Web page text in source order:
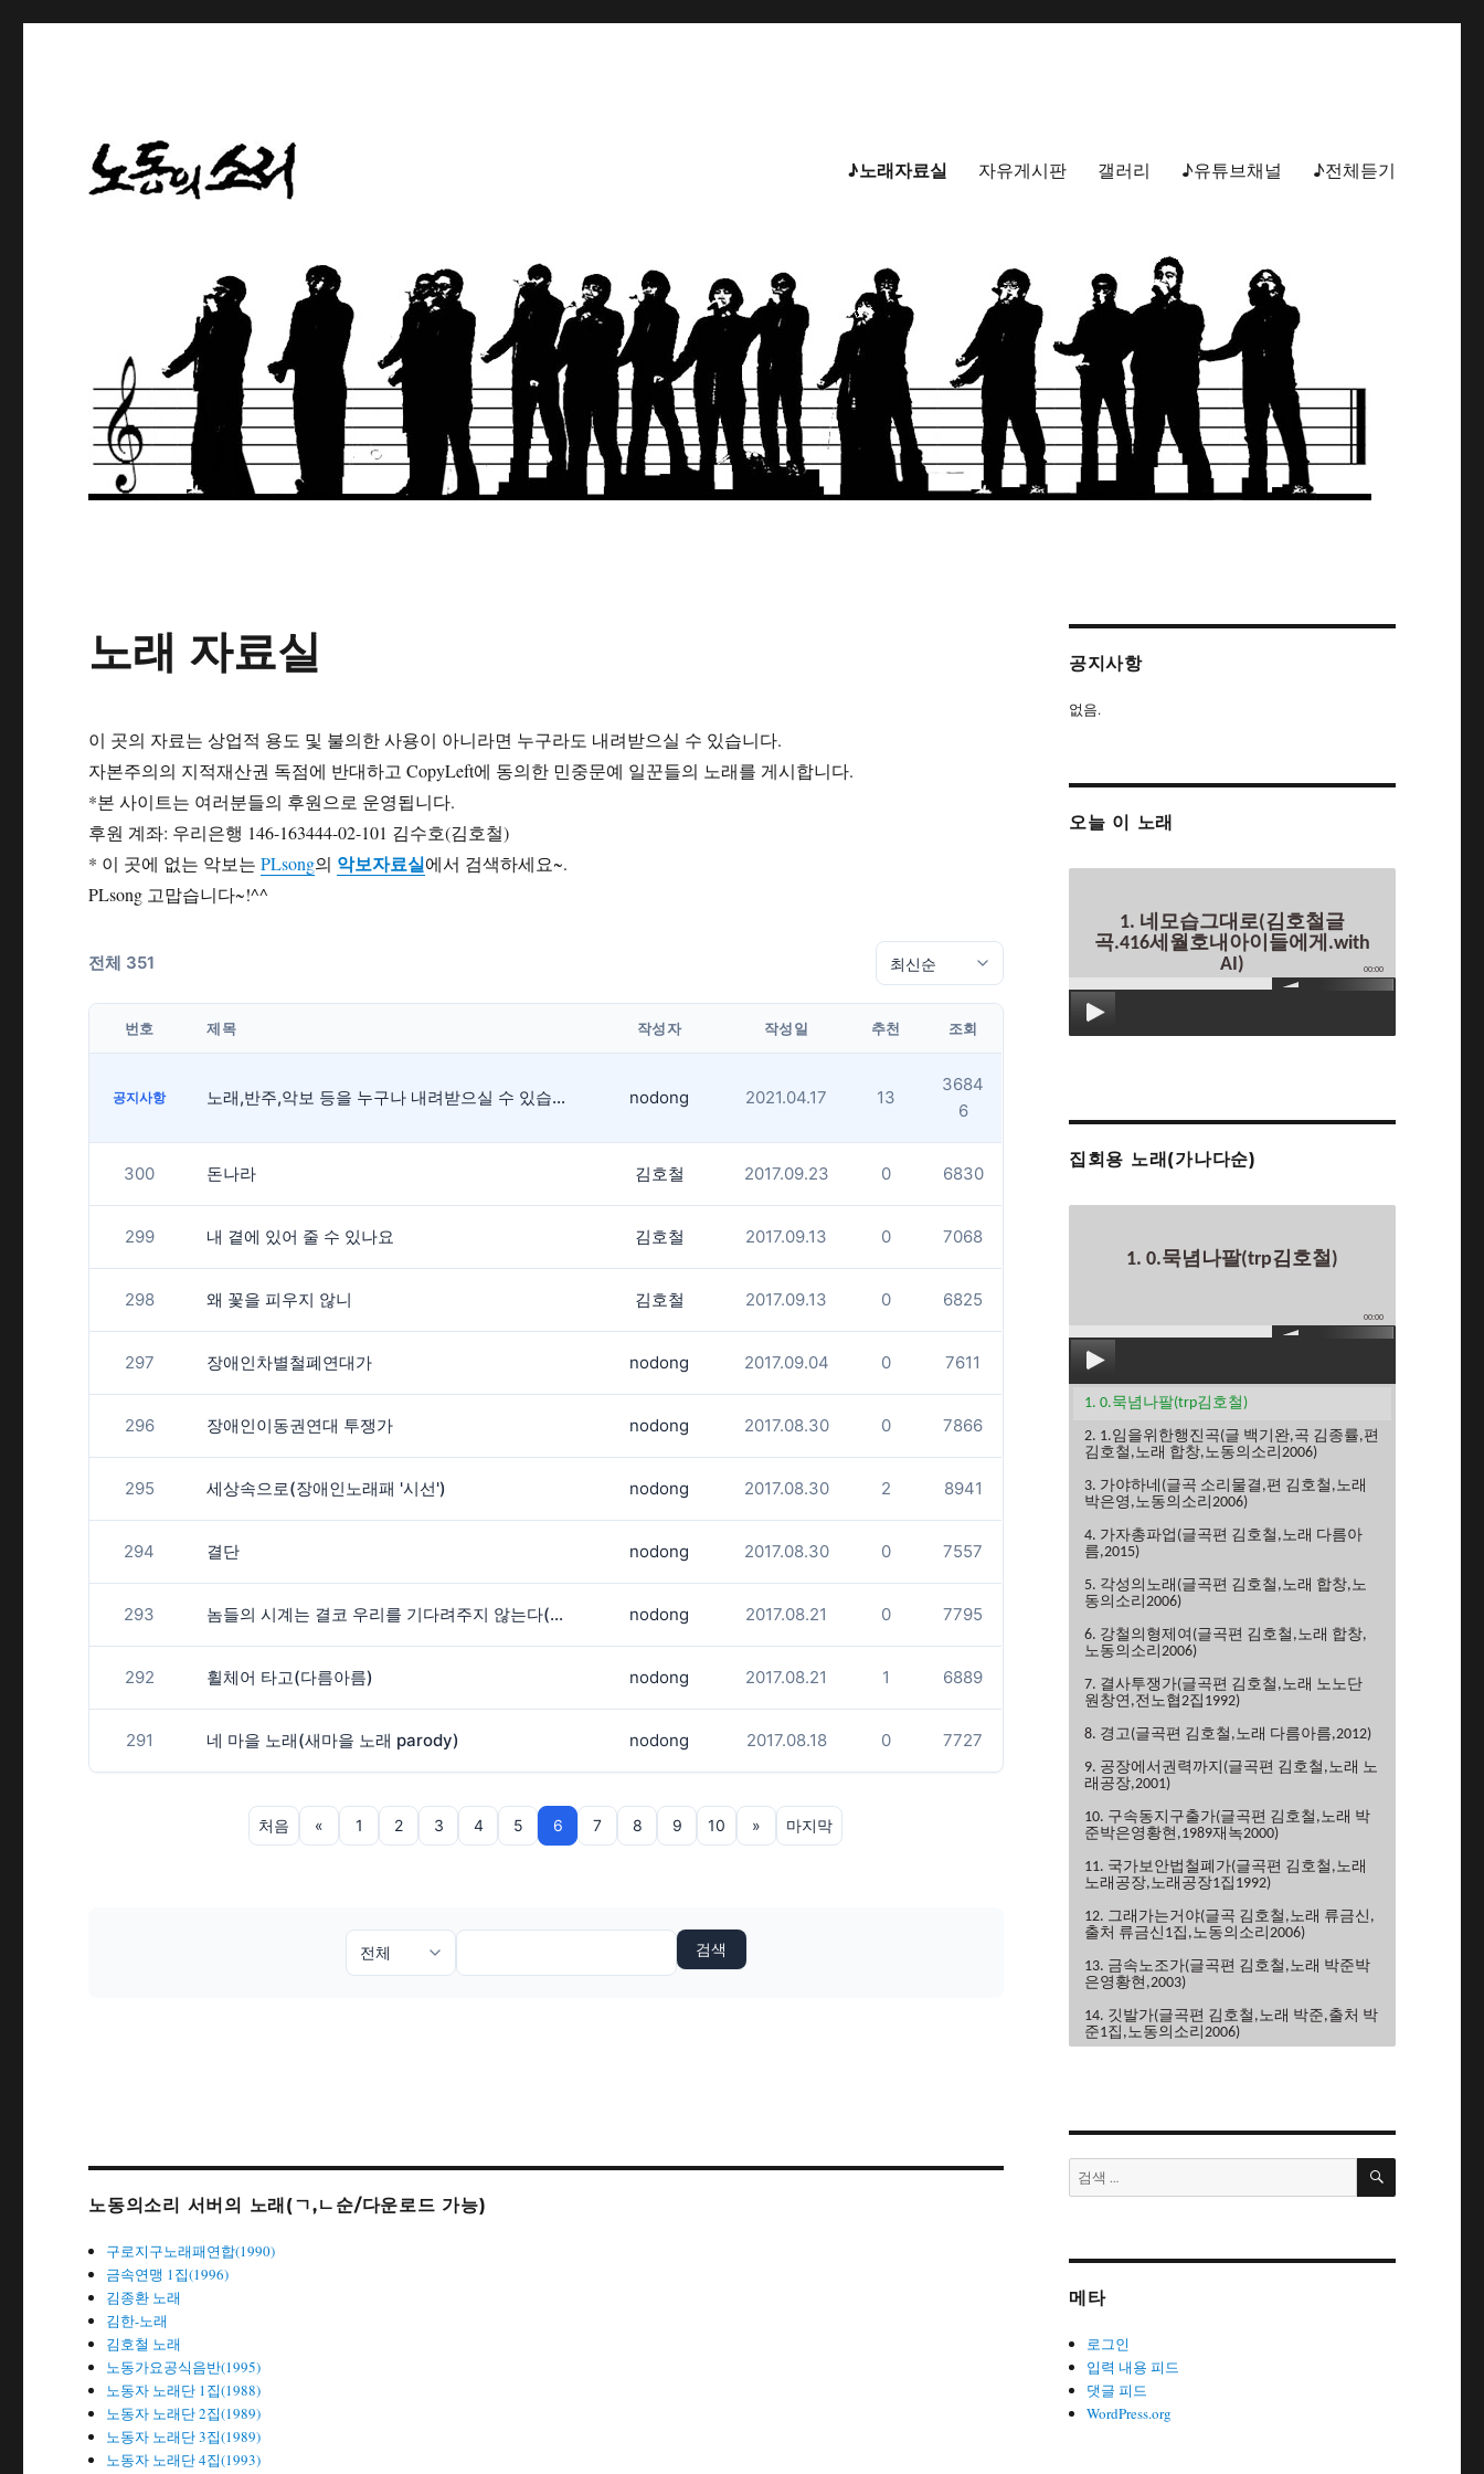
♪노래자료실 자유게시판 갤러리 ♪유튜브채널 ♪전체듣기
노래 자료실
이 곳의 자료는 상업적 용도 및 불의한 사용이 아니라면 누구라도 내려받으실 수 있습니다.
자본주의의 지적재산권 독점에 반대하고 CopyLeft에 동의한 민중문예 일꾼들의 노래를 게시합니다.
*본 사이트는 여러분들의 후원으로 운영됩니다.
후원 계좌: 우리은행 146-163444-02-101 김수호(김호철)
* 이 곳에 없는 악보는PLsong의 악보자료실에서 검색하세요~.
PLsong 고맙습니다~!^^
전체 351
번호 제목 작성자 작성일 추천 조회
공지사항 노래,반주,악보 등을 누구나 내려받으실 수 있습니다(상업용도 제외) nodong 2021.04.17 13
3684
6
300 돈나라 김호철 2017.09.23 0 6830
299 내 곁에 있어 줄 수 있나요 김호철 2017.09.13 0 7068
298 왜 꽃을 피우지 않니 김호철 2017.09.13 0 6825
297 장애인차별철폐연대가 nodong 2017.09.04 0 7611
296 장애인이동권연대 투쟁가 nodong 2017.08.30 0 7866
295 세상속으로(장애인노래패 '시선') nodong 2017.08.30 2 8941
294 결단 nodong 2017.08.30 0 7557
293 놈들의 시계는 결코 우리를 기다려주지 않는다(지민주) nodong 2017.08.21 0 7795
292 휠체어 타고(다름아름) nodong 2017.08.21 1 6889
291 네 마을 노래(새마을 노래 parody) nodong 2017.08.18 0 7727
처음 « 1 2 3 4 5 6 7 8 9 10 » 마지막
검색
노동의소리 서버의 노래(ㄱ,ㄴ순/다운로드 가능)
구로지구노래패연합(1990)
금속연맹 1집(1996)
김종환 노래
김한-노래
김호철 노래
노동가요공식음반(1995)
노동자 노래단 1집(1988)
노동자 노래단 2집(1989)
노동자 노래단 3집(1989)
노동자 노래단 4집(1993)
공지사항
없음.
오늘 이 노래
1. 네모습그대로(김호철글
곡.416세월호내아이들에게.with
AI)
00:00
집회용 노래(가나다순)
1. 0.묵념나팔(trp김호철)
00:00
1. 0.묵념나팔(trp김호철)
2. 1.임을위한행진곡(글 백기완,곡 김종률,편
김호철,노래 합창,노동의소리2006)
3. 가야하네(글곡 소리물결,편 김호철,노래
박은영,노동의소리2006)
4. 가자총파업(글곡편 김호철,노래 다름아
름,2015)
5. 각성의노래(글곡편 김호철,노래 합창,노
동의소리2006)
6. 강철의형제여(글곡편 김호철,노래 합창,
노동의소리2006)
7. 결사투쟁가(글곡편 김호철,노래 노노단
원창연,전노협2집1992)
8. 경고(글곡편 김호철,노래 다름아름,2012)
9. 공장에서권력까지(글곡편 김호철,노래 노
래공장,2001)
10. 구속동지구출가(글곡편 김호철,노래 박
준박은영황현,1989재녹2000)
11. 국가보안법철폐가(글곡편 김호철,노래
노래공장,노래공장1집1992)
12. 그래가는거야(글곡 김호철,노래 류금신,
출처 류금신1집,노동의소리2006)
13. 금속노조가(글곡편 김호철,노래 박준박
은영황현,2003)
14. 깃발가(글곡편 김호철,노래 박준,출처 박
준1집,노동의소리2006)
노래 노노단,전노협1집1991)
규,2006)
19. 노동악법철폐가(글곡편 김호철,노래 노
21. 노동자는하나다(글곡편 김호철,박
22. 노동자라면(글곡편 김호철,노래 박준,박
검
색:
검
메타
로그인
입력 내용 피드
댓글 피드
WordPress.org